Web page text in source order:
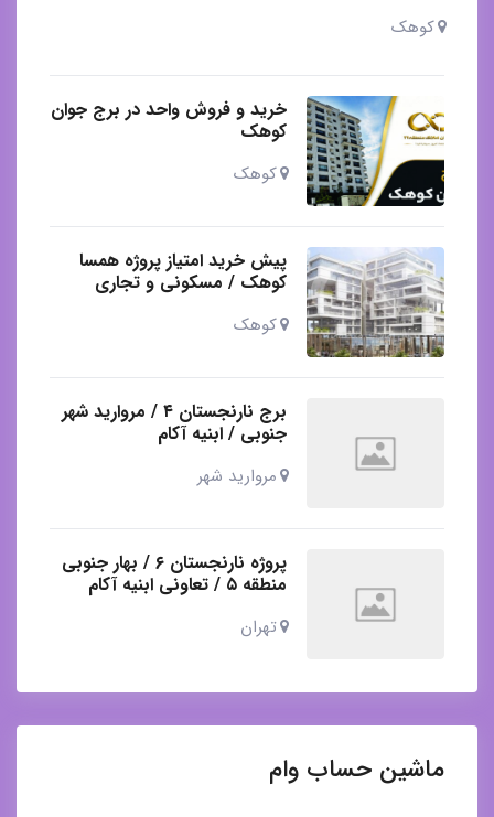
کوهک
خرید و فروش واحد در برج جوان
کوهک
کوهک
پیش خرید امتیاز پروژه همسا
کوهک / مسکونی و تجاری
کوهک
برج نارنجستان ۴ / مروارید شهر
جنوبی / ابنیه آکام
مروارید شهر
پروژه نارنجستان ۶ / بهار جنوبی
منطقه ۵ / تعاونی ابنیه آکام
تهران
ماشین حساب وام